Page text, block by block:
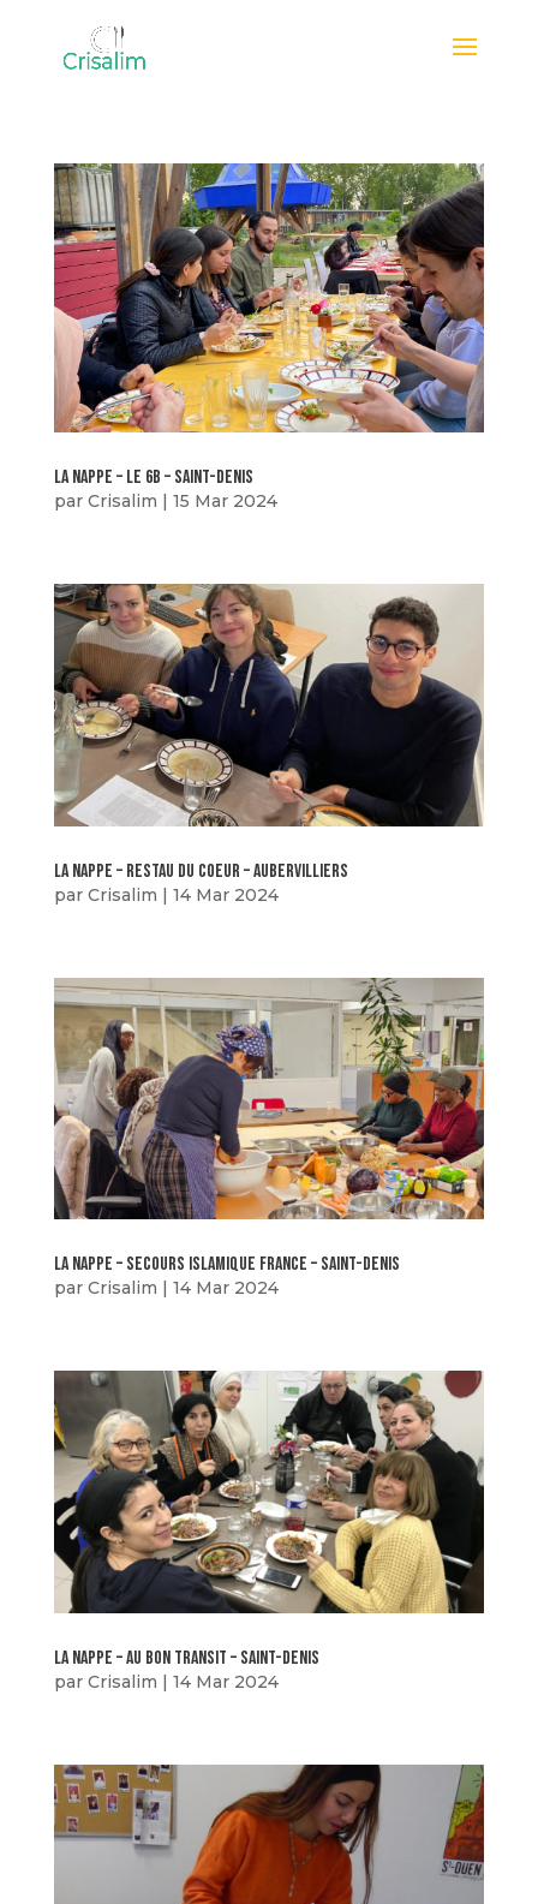
La nappe – le 6B – Saint-denis
par Crisalim | 15 Mar 2024
La nappe – restau du coeur – aubervilliers
par Crisalim | 14 Mar 2024
La nappe – secours islamique france – saint-denis
par Crisalim | 14 Mar 2024
La nappe – au bon transit – saint-denis
par Crisalim | 14 Mar 2024